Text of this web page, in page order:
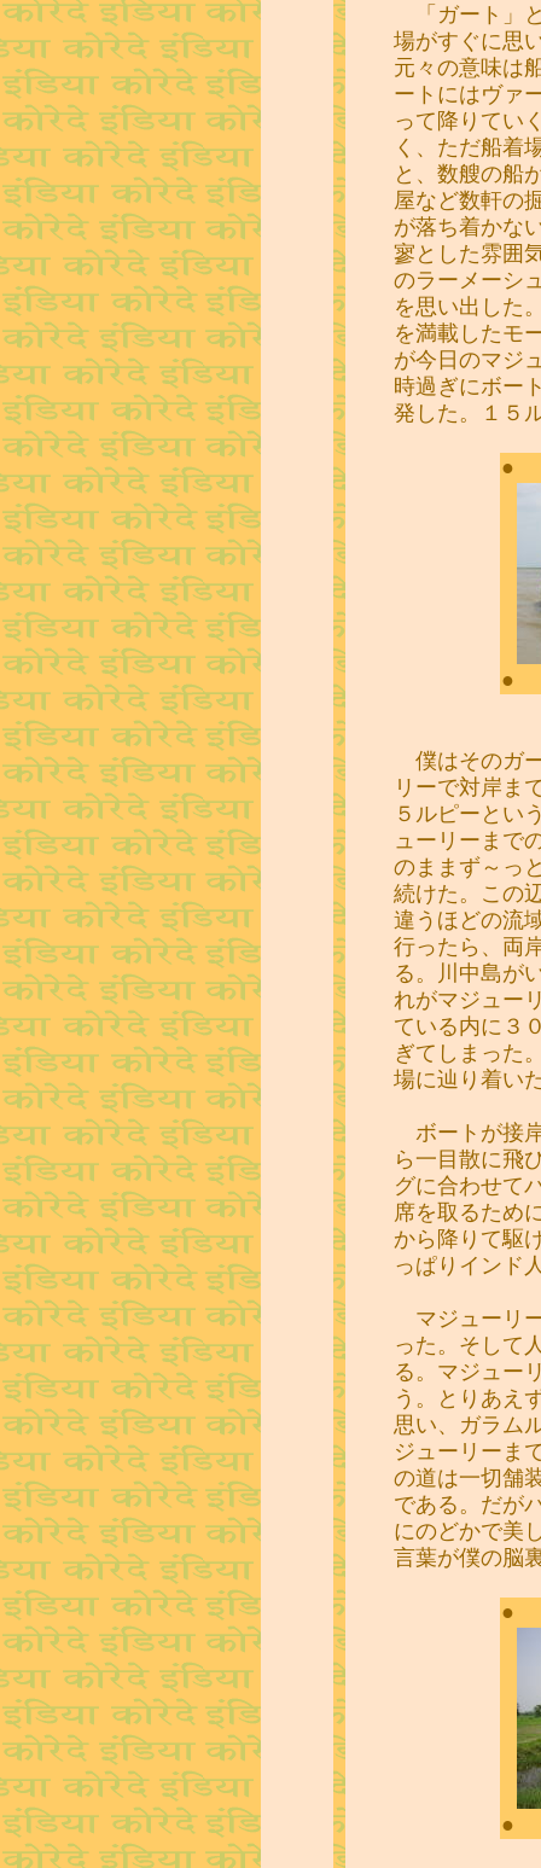
「ガート」
場がすぐに思
元々の意味は
ートにはヴァ
って降りてい
く、ただ船着
と、数艘の船
屋など数軒の
が落ち着かな
寥とした雰囲
のラーメーシ
を思い出した
を満載したモ
が今日のマジ
時過ぎにボー
発した。１５
●
●
僕はそのガ
リーで対岸ま
５ルピーとい
ューリーまで
のままず～っ
続けた。この
違うほどの流
行ったら、両
る。川中島が
れがマジュー
ている内に３
ぎてしまった
場に辿り着い
ボートが接
ら一目散に飛
グに合わせて
席を取るため
から降りて駆
っぱりインド
マジューリ
った。そして
る。マジュー
う。とりあえ
思い、ガラム
ジューリーま
の道は一切舗
である。だが
にのどかで美
言葉が僕の脳
●
●